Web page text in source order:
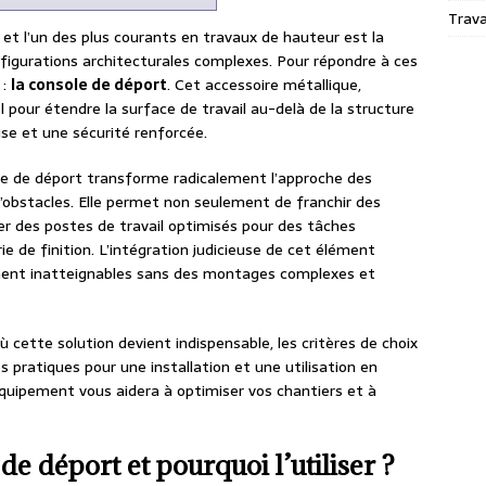
l’un des plus courants en travaux de hauteur est la
architecturales complexes. Pour répondre à ces
la console de déport. Cet accessoire métallique,
étendre la surface de travail au-delà de la structure
et une sécurité renforcée.
de déport transforme radicalement l’approche des
Elle permet non seulement de franchir des
des postes de travail optimisés pour des tâches
de finition. L’intégration judicieuse de cet élément
inatteignables sans des montages complexes et
cette solution devient indispensable, les critères de choix
pratiques pour une installation et une utilisation en
vous aidera à optimiser vos chantiers et à
déport et pourquoi l’utiliser ?